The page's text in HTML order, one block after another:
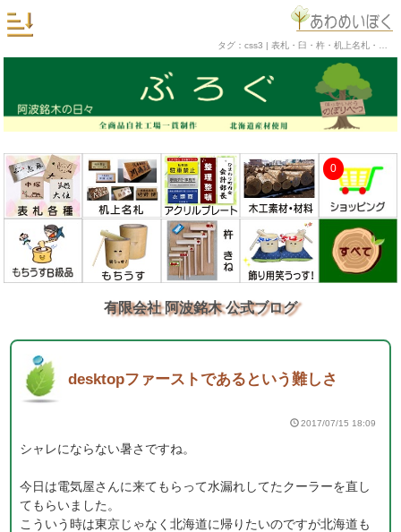
0
有限会社 阿波銘木 公式ブログ
desktopファーストであるという難しさ
2017/07/15 18:09
シャレにならない暑さですね。
今日は電気屋さんに来てもらって水漏れしてたクーラーを直し
てもらいました。
こういう時は東京じゃなく北海道に帰りたいのですが北海道も